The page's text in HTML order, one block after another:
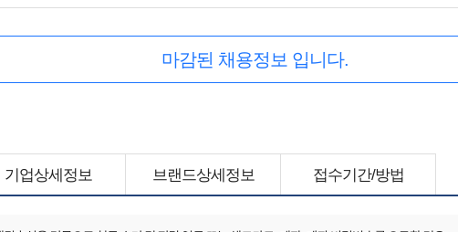
마감된 채용정보 입니다.
기업상세정보 브랜드상세정보 접수기간/방법